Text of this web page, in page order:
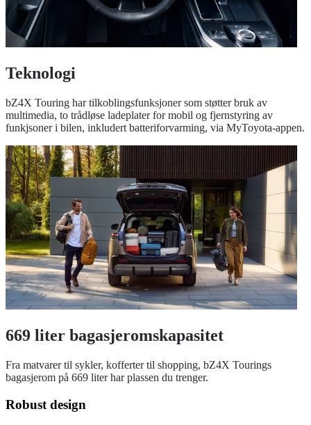
Teknologi
bZ4X Touring har tilkoblingsfunksjoner som støtter bruk av
multimedia, to trådløse ladeplater for mobil og fjernstyring av
funkjsoner i bilen, inkludert batteriforvarming, via MyToyota-appen.
669 liter bagasjeromskapasitet
Fra matvarer til sykler, kofferter til shopping, bZ4X Tourings
bagasjerom på 669 liter har plassen du trenger.
Robust design